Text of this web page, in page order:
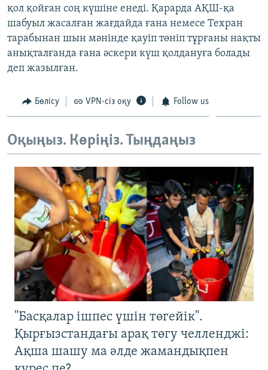
Басқа тілдерде
қол қойған соң күшіне енеді. Қарарда АҚШ-қа
шабуыл жасалған жағдайда ғана немесе Техран
тарабынан шын мәнінде қауіп төніп тұрғаны нақты
анықталғанда ғана әскери күш қолдануға болады
деп жазылған.
Бөлісу VPN-сіз оқу Follow us
Оқыңыз. Көріңіз. Тыңдаңыз
"Басқалар ішпес үшін төгейік".
Қырғызстандағы арақ төгу челленджі:
Ақша шашу ма әлде жамандықпен